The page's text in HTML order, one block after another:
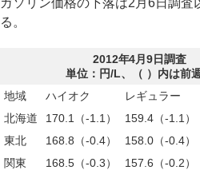
ガソリン価格の下落は2月6日調査
る。
2012年4月9日調査
単位：円/L、（ ）内は前
地域
ハイオク レギュラー
北海道
170.1（-1.1） 159.4（-1.1）
東北
168.8（-0.4） 158.0（-0.4）
関東
168.5（-0.3） 157.6（-0.2）